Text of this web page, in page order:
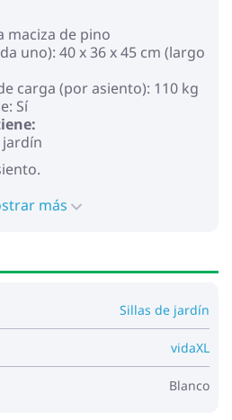
maciza de pino
uno): 40 x 36 x 45 cm (largo
carga (por asiento): 110 kg
Sí
jardín
más
Sillas de jardín
vidaXL
Blanco